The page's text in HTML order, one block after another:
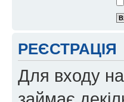
РЕЄСТРАЦІЯ
Для входу